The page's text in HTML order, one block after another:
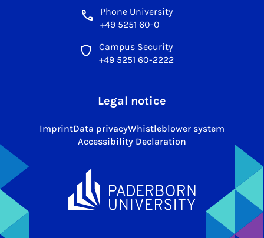
Phone University
+49 5251 60-0
Campus Security
+49 5251 60-2222
Legal notice
ImprintData privacyWhistleblower system
Accessibility Declaration